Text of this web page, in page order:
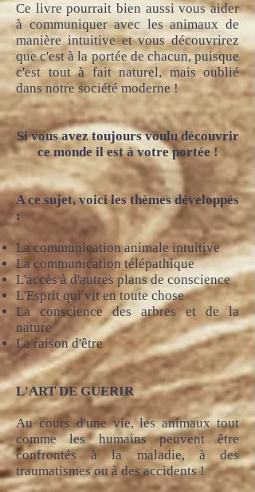
Ce livre pourrait bien aussi vous aider
à communiquer avec les animaux de
manière intuitive et vous découvrirez
que c'est à la portée de chacun, puisque
c'est tout à fait naturel, mais oublié
dans notre société moderne !
Si vous avez toujours voulu découvrir
ce monde il est à votre portée !
A ce sujet, voici les thèmes développés
:
La communication animale intuitive
La communication télépathique
L'accès à d'autres plans de conscience
L'Esprit qui vit en toute chose
La conscience des arbres et de la
nature
La raison d'être
L'ART DE GUERIR
Au cours d'une vie, les animaux tout
comme les humains peuvent être
confrontés à la maladie, à des
traumatismes ou à des accidents !